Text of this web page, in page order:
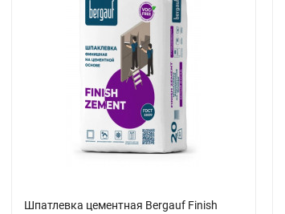
Шпатлевка цементная Bergauf Finish